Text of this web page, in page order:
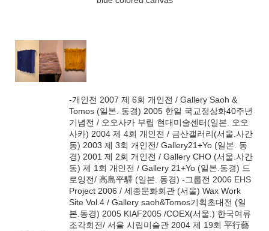
-개인전 2007 제 6회 개인전 / Gallery Saoh &
Tomos (일본. 동경) 2005 한일 국교정상화40주년
기념전 / 오오사카 부립 현대미술센터(일본. 오오
사카) 2004 제 4회 개인전 / 금산갤러리(서울.사간
동) 2003 제 3회 개인전/ Gallery21+Yo (일본. 동
경) 2001 제 2회 개인전 / Gallery CHO (서울.사간
동) 제 1회 개인전 / Gallery 21+Yo (일본.동경) 드
로잉전/ 高島平驛 (일본. 동경) -그룹전 2006 EHS
Project 2006 / 세종문화회관 (서울) Wax Work
Site Vol.4 / Gallery saoh&Tomos기획초대전 (일
본.동경) 2005 KIAF2005 /COEX(서울.) 한국여류
조각회전/ 서울 시립미술관 2004 제 19회 平行藝